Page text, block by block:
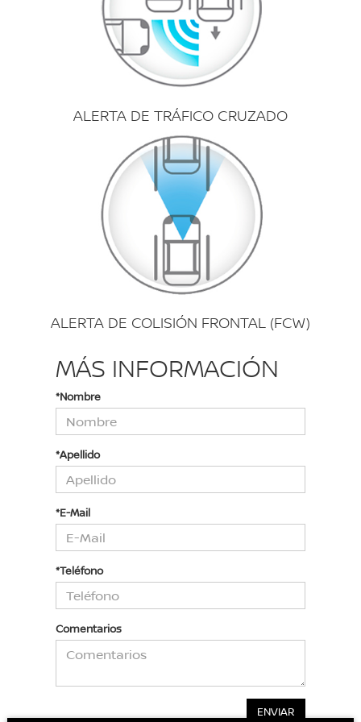
ALERTA DE TRÁFICO CRUZADO
ALERTA DE COLISIÓN FRONTAL (FCW)
MÁS INFORMACIÓN
*Nombre
*Apellido
*E-Mail
*Teléfono
Comentarios